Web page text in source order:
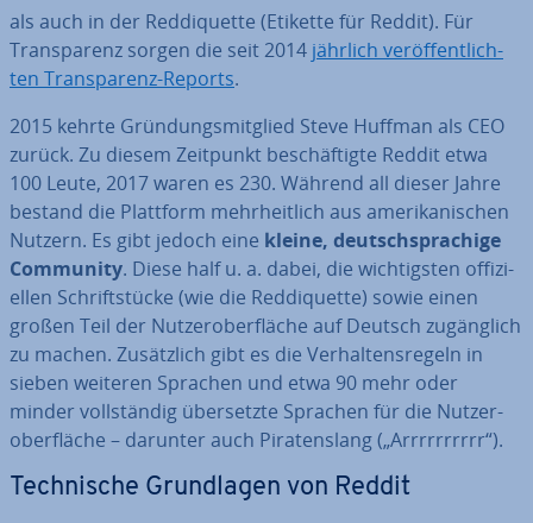
als auch in der Red­di­quet­te (Etikette für Reddit). Für
Trans­pa­renz sorgen die seit 2014 jährlich ver­öf­fent­lich­
ten Trans­pa­renz-Reports.
2015 kehrte Grün­dungs­mit­glied Steve Huffman als CEO
zurück. Zu diesem Zeitpunkt be­schäf­tig­te Reddit etwa
100 Leute, 2017 waren es 230. Während all dieser Jahre
bestand die Plattform mehr­heit­lich aus ame­ri­ka­ni­schen
Nutzern. Es gibt jedoch eine kleine, deutsch­spra­chi­ge
Community. Diese half u. a. dabei, die wich­tigs­ten of­fi­zi­
el­len Schrift­stü­cke (wie die Red­di­quet­te) sowie einen
großen Teil der Nut­zer­ober­flä­che auf Deutsch zu­gäng­lich
zu machen. Zu­sätz­lich gibt es die Ver­hal­tens­re­geln in
sieben weiteren Sprachen und etwa 90 mehr oder
minder voll­stän­dig über­setz­te Sprachen für die Nut­zer­
ober­flä­che – darunter auch Pi­ra­tens­lang („Arrrrrrrrrr“).
Tech­ni­sche Grund­la­gen von Reddit